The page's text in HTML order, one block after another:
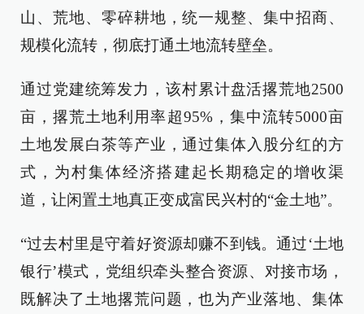
山、荒地、零碎耕地，统一规整、集中招商、
规模化流转，彻底打通土地流转壁垒。
通过党建统筹发力，该村累计盘活撂荒地2500
亩，撂荒土地利用率超95%，集中流转5000亩
土地发展白茶等产业，通过集体入股分红的方
式，为村集体经济搭建起长期稳定的增收渠
道，让闲置土地真正变成富民兴村的“金土地”。
“过去村里是守着好资源却赚不到钱。通过‘土地
银行’模式，党组织牵头整合资源、对接市场，
既解决了土地撂荒问题，也为产业落地、集体